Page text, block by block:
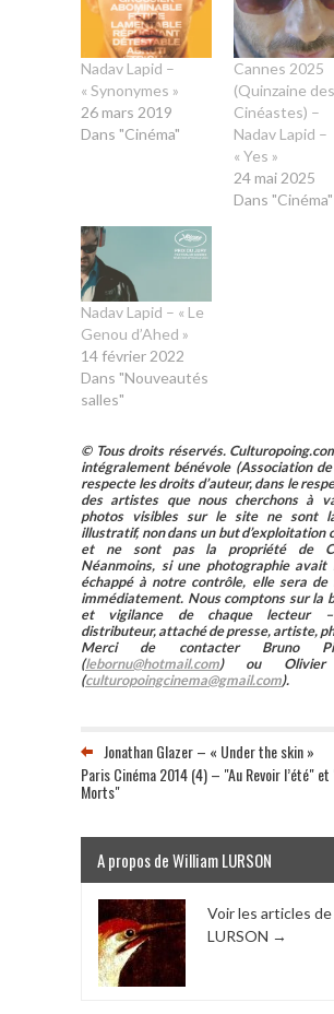
Nadav Lapid –
« Synonymes »
26 mars 2019
Dans "Cinéma"
Cannes 2025
(Quinzaine des
Cinéastes) –
Nadav Lapid –
« Yes »
24 mai 2025
Dans "Cinéma"
Nadav Lapid – « Le
Genou d’Ahed »
14 février 2022
Dans "Nouveautés
salles"
© Tous droits réservés.
intégralement bénévole (Association
respecte les droits d’auteur, dans le
des artistes que nous cherchons à
photos visibles sur le site ne sont
illustratif, non dans un but d’exploitation
et ne sont pas la propriété de
Néanmoins, si une photographie
échappé à notre contrôle, elle sera de
immédiatement. Nous comptons sur la
et vigilance de chaque lecteur –
distributeur, attaché de presse, artiste,
Merci de contacter Bruno
(lebornu@hotmail.com) ou Olivier
(culturopoingcinema@gmail.com).
Jonathan Glazer – « Under the skin »
Paris Cinéma 2014 (4) – "Au Revoir l’été"
Morts"
A propos de William LURSON
Voir les articles de
LURSON →